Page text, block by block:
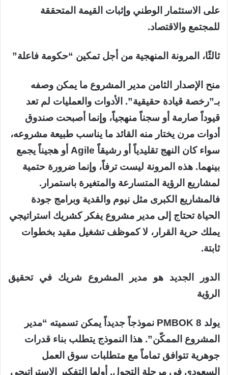
على الاستثمار الوطني وإثبات القيمة المتحققة
للمجتمع والاقتصاد.
ثالثًا، المرونة المنهجية من أجل تمكين “حكومة فاعلة”
منح الإصدار الثامن مدير المشروع ما يمكن وصفه
بـ”رخصة قيادة حقيقية”. الأدوات والعمليات لم تعد
قيوداً صارمة أو سجناً منهجياً، وإنما أصبحت صندوق
أدوات مرن يختار منه القائد ما يناسب طبيعة مشروعه،
سواء كان النهج تقليدياً أو رشيقاً Agile أو هجيناً يجمع
بينهما. هذه المرونة ليست ترفاً، وإنما ضرورة حتمية
لمشاريع الرؤية المتسارعة والمتغيرة باستمرار.
فالمشاريع الكبرى مثل نيوم والقدية وبرامج جودة
الحياة تحتاج إلى مدير مشروع يفكر كشريك استراتيجي
يملك حرية القرار، لا كموظف تشغيل مقيد بخطوات
ثابتة.
الدور الجديد هو مدير المشروع شريك في تحقيق
الرؤية
يولد PMBOK 8 نموذجاً جديداً يمكن تسميته “مدير
المشروع الممكّن”. هذا النموذج يتطلب بناء قدرات
جوهرية تتوافق تماماً مع متطلبات سوق العمل
السعودي في مرحلة التحول. أولها التفكير الاستراتيجي